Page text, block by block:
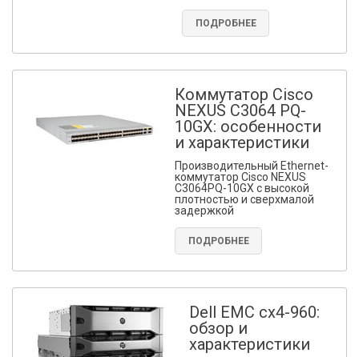
ПОДРОБНЕЕ
Коммутатор Cisco
NEXUS C3064 PQ-
10GX: особенности
и характеристики
Производительный Ethernet-
коммутатор Cisco NEXUS
C3064PQ-10GX с высокой
плотностью и сверхмалой
задержкой
ПОДРОБНЕЕ
Dell EMC cx4-960:
обзор и
характеристики